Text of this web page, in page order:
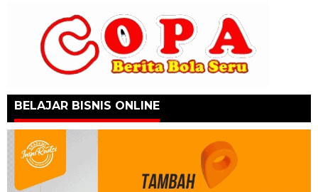
BELAJAR BISNIS ONLINE